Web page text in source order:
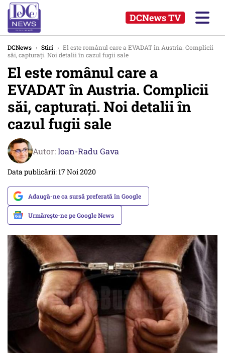
DCNews TV
DCNews › Stiri › El este românul care a EVADAT în Austria. Complicii
săi, capturați. Noi detalii în cazul fugii sale
El este românul care a
EVADAT în Austria. Complicii
săi, capturați. Noi detalii în
cazul fugii sale
Autor:Ioan-Radu Gava
Data publicării: 17 Noi 2020
Adaugă-ne ca sursă preferată în Google
Urmărește-ne pe Google News